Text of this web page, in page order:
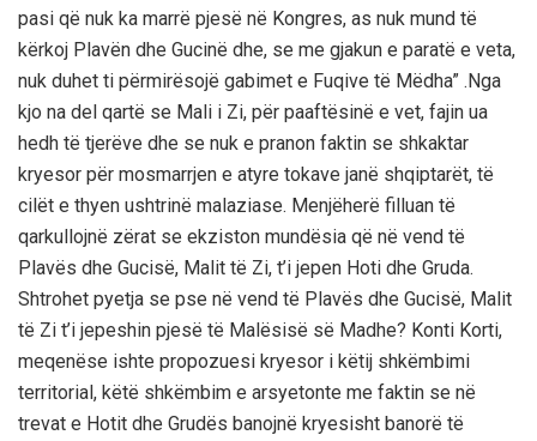
pasi që nuk ka marrë pjesë në Kongres, as nuk mund të
kërkoj Plavën dhe Gucinë dhe, se me gjakun e paratë e veta,
nuk duhet ti përmirësojë gabimet e Fuqive të Mëdha” .Nga
kjo na del qartë se Mali i Zi, për paaftësinë e vet, fajin ua
hedh të tjerëve dhe se nuk e pranon faktin se shkaktar
kryesor për mosmarrjen e atyre tokave janë shqiptarët, të
cilët e thyen ushtrinë malaziase. Menjëherë filluan të
qarkullojnë zërat se ekziston mundësia që në vend të
Plavës dhe Gucisë, Malit të Zi, t’i jepen Hoti dhe Gruda.
Shtrohet pyetja se pse në vend të Plavës dhe Gucisë, Malit
të Zi t’i jepeshin pjesë të Malësisë së Madhe? Konti Korti,
meqenëse ishte propozuesi kryesor i këtij shkëmbimi
territorial, këtë shkëmbim e arsyetonte me faktin se në
trevat e Hotit dhe Grudës banojnë kryesisht banorë të